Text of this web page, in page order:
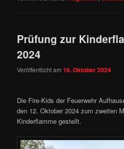
Prüfung zur
2024
Veröffentlicht am16. Oktober 2024
Die Fire-Kids der Feuerwehr
den 12. Oktober 2024 zum zweiten
Kinderflamme gestellt.